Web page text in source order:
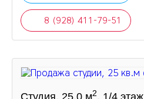
8 (928) 411-79-51
Студия, 25.0 м2, 1/4 этаж